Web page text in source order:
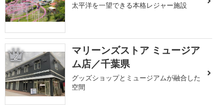
太平洋を一望できる本格レジャー施設
2
マリーンズストア ミュージア
ム店／千葉県
グッズショップとミュージアムが融合した
空間